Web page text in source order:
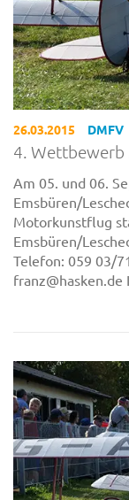
26.03.2015 DMFV
4.
Am 05. und 06.
Emsbüren/
Motorkunstflug
Emsbüren/
Telefon: 059 03/